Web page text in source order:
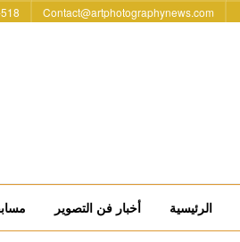
Contact@artphotographynews.com
الرئيسية أخبار فن التصوير